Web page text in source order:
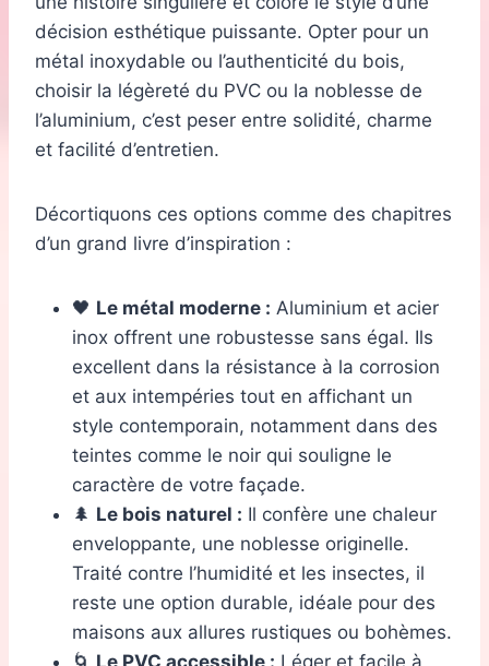
décision esthétique puissante. Opter pour un
métal inoxydable ou l’authenticité du bois,
choisir la légèreté du PVC ou la noblesse de
l’aluminium, c’est peser entre solidité, charme
et facilité d’entretien.
Décortiquons ces options comme des chapitres
d’un grand livre d’inspiration :
🖤 Le métal moderne : Aluminium et acier
inox offrent une robustesse sans égal. Ils
excellent dans la résistance à la corrosion
et aux intempéries tout en affichant un
style contemporain, notamment dans des
teintes comme le noir qui souligne le
caractère de votre façade.
🌲 Le bois naturel : Il confère une chaleur
enveloppante, une noblesse originelle.
Traité contre l’humidité et les insectes, il
reste une option durable, idéale pour des
maisons aux allures rustiques ou bohèmes.
🌀 Le PVC accessible : Léger et facile à